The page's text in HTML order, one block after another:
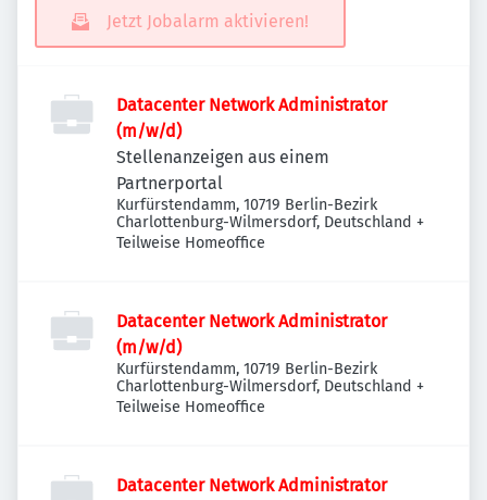
Jetzt Jobalarm aktivieren!
Datacenter Network Administrator
(m/w/d)
Stellenanzeigen aus einem
Partnerportal
Kurfürstendamm, 10719 Berlin-Bezirk
Charlottenburg-Wilmersdorf, Deutschland +
Teilweise Homeoffice
Datacenter Network Administrator
(m/w/d)
Kurfürstendamm, 10719 Berlin-Bezirk
Charlottenburg-Wilmersdorf, Deutschland +
Teilweise Homeoffice
Datacenter Network Administrator